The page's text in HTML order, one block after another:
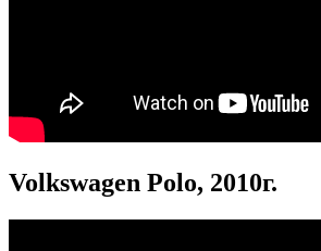
Volkswagen Polo, 2010г.